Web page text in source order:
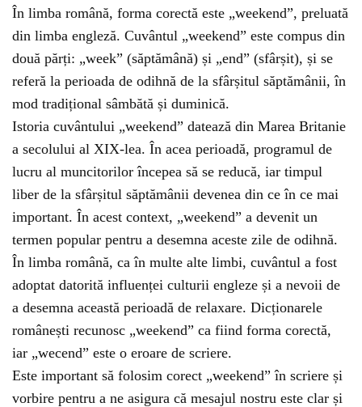
În limba română, forma corectă este „weekend”, preluată
din limba engleză. Cuvântul „weekend” este compus din
două părți: „week” (săptămână) și „end” (sfârșit), și se
referă la perioada de odihnă de la sfârșitul săptămânii, în
mod tradițional sâmbătă și duminică.
Istoria cuvântului „weekend” datează din Marea Britanie
a secolului al XIX-lea. În acea perioadă, programul de
lucru al muncitorilor începea să se reducă, iar timpul
liber de la sfârșitul săptămânii devenea din ce în ce mai
important. În acest context, „weekend” a devenit un
termen popular pentru a desemna aceste zile de odihnă.
În limba română, ca în multe alte limbi, cuvântul a fost
adoptat datorită influenței culturii engleze și a nevoii de
a desemna această perioadă de relaxare. Dicționarele
românești recunosc „weekend” ca fiind forma corectă,
iar „wecend” este o eroare de scriere.
Este important să folosim corect „weekend” în scriere și
vorbire pentru a ne asigura că mesajul nostru este clar și